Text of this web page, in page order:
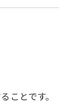
ことです。